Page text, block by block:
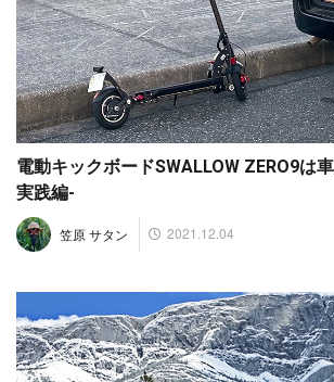
電動キックボードSWALLOW ZERO9は
実践編-
笠原 サタン 2021.12.04